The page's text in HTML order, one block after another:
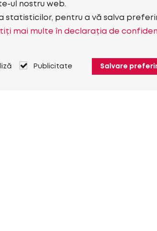
ul nostru web.
statisticilor, pentru a vă salva
mai multe în declarația de
Publicitate Salvare